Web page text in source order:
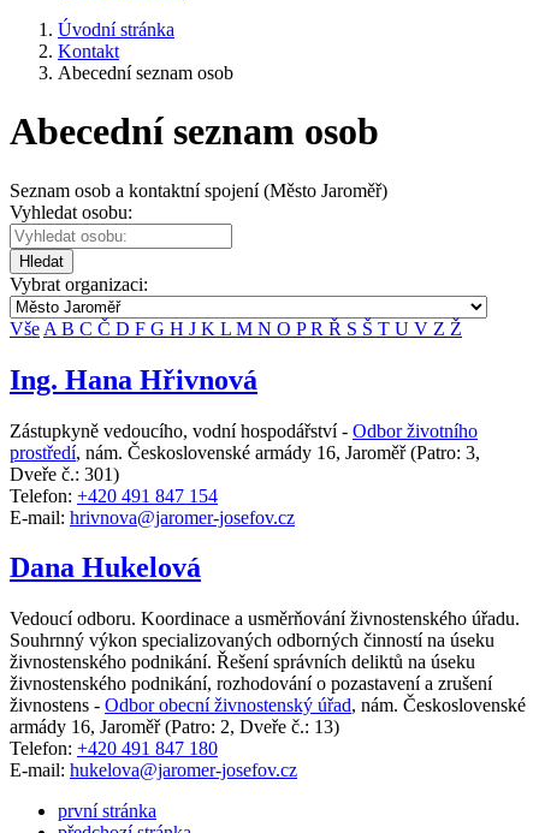
Úvodní stránka
Kontakt
Abecední seznam osob
Abecední seznam osob
Seznam osob a kontaktní spojení (Město Jaroměř)
Vyhledat osobu:
Hledat
Vybrat organizaci:
Vše A B C Č D F G H J K L M N O PR Ř S Š T U V Z Ž
Ing. Hana Hřivnová
Zástupkyně vedoucího, vodní hospodářství - Odbor životního
prostředí, nám. Československé armády 16, Jaroměř(Patro: 3,
Dveře č.: 301)
Telefon: +420 491 847 154
E-mail: hrivnova@jaromer-josefov.cz
Dana Hukelová
Vedoucí odboru. Koordinace a usměrňování živnostenského úřadu.
Souhrnný výkon specializovaných odborných činností na úseku
živnostenského podnikání. Řešení správních deliktů na úseku
živnostenského podnikání, rozhodování o pozastavení a zrušení
živnostens - Odbor obecní živnostenský úřad, nám. Československé
armády 16, Jaroměř(Patro: 2, Dveře č.: 13)
Telefon: +420 491 847 180
E-mail: hukelova@jaromer-josefov.cz
první stránka